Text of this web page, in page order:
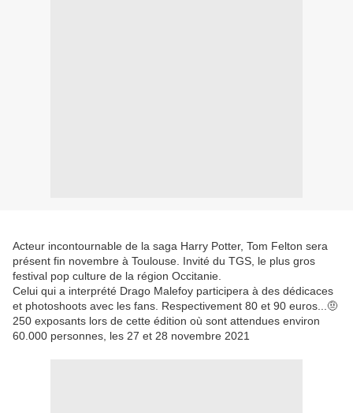
Acteur incontournable de la saga Harry Potter, Tom Felton sera
présent fin novembre à Toulouse. Invité du TGS, le plus gros
festival pop culture de la région Occitanie.
Celui qui a interprété Drago Malefoy participera à des dédicaces
et photoshoots avec les fans. Respectivement 80 et 90 euros...🤨
250 exposants lors de cette édition où sont attendues environ
60.000 personnes, les 27 et 28 novembre 2021